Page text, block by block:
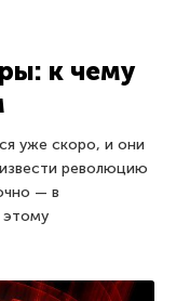
к чему
уже скоро, и они
революцию
— в
этому